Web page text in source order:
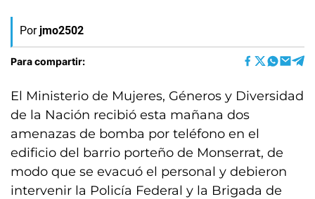
Por jmo2502
Para compartir:
El Ministerio de Mujeres, Géneros y Diversidad
de la Nación recibió esta mañana dos
amenazas de bomba por teléfono en el
edificio del barrio porteño de Monserrat, de
modo que se evacuó el personal y debieron
intervenir la Policía Federal y la Brigada de